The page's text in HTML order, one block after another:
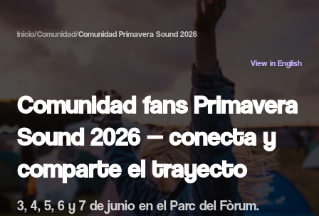
Inicio/Comunidad/Comunidad Primavera Sound 2026
View in English
Comunidad fans Primavera
Sound 2026 — conecta y
comparte el trayecto
3, 4, 5, 6 y 7 de junio en el Parc del Fòrum.